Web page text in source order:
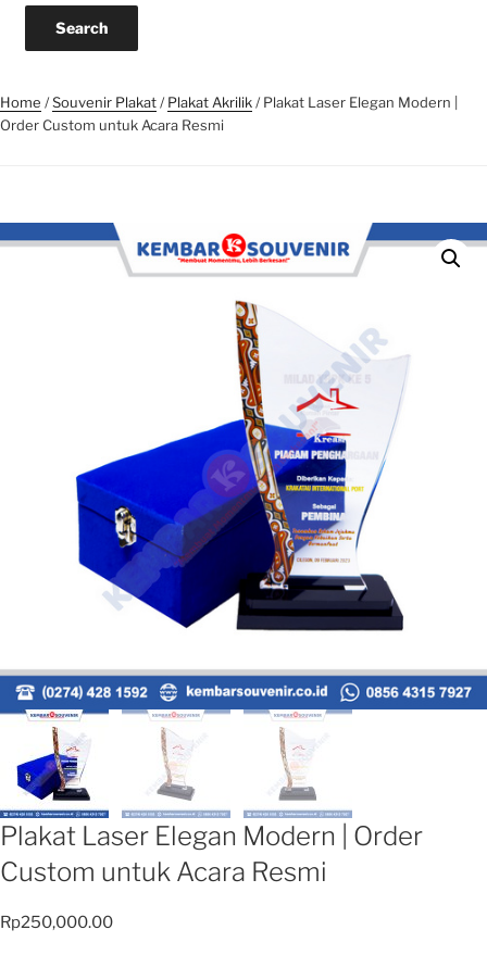
Home /Souvenir Plakat/Plakat Akrilik/ Plakat Laser Elegan Modern |
Order Custom untuk Acara Resmi
Plakat Laser Elegan Modern | Order
Custom untuk Acara Resmi
Rp250,000.00